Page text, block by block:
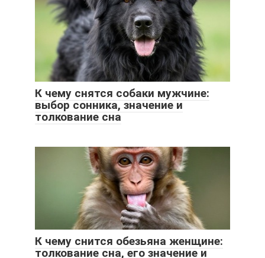
К чему снятся собаки мужчине:
выбор сонника, значение и
толкование сна
К чему снится обезьяна женщине:
толкование сна, его значение и